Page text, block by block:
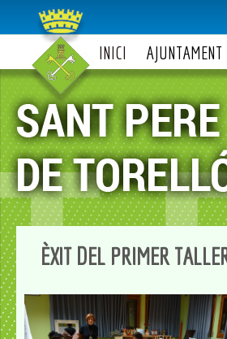
INICI AJUNTAMENT
ÈXIT DEL PRIMER